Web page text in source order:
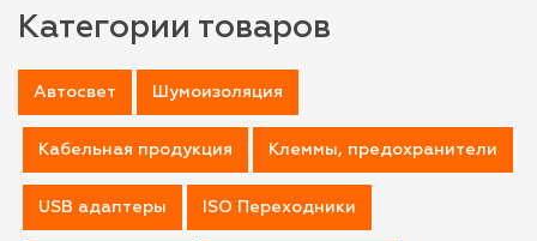
Категории товаров
Автосвет Шумоизоляция
Кабельная продукция Клеммы, предохранители
USB адаптеры ISO Переходники